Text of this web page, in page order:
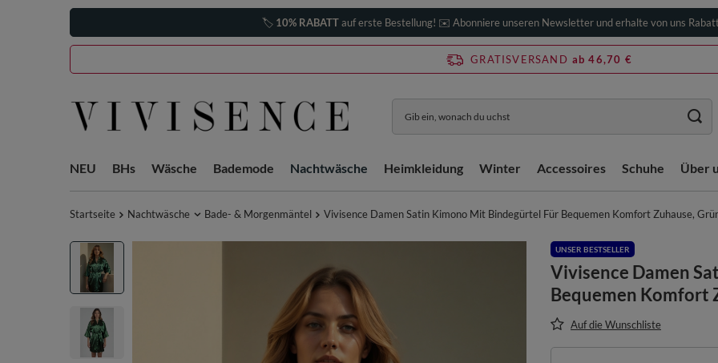
🏷️ 10% RABATTauf erste Bestellung! ✉️ Abonniere unseren Newsletter und erhalte von uns
GRATISVERSAND ab 46,70 €
NEU BHs Wäsche Bademode Nachtwäsche Heimkleidung Winter Accessoires Schuhe Über
Startseite Nachtwäsche Bade- & Morgenmäntel Vivisence Damen Satin Kimono Mit Bindegürtel Für Bequemen Komfort Zuhause,
UNSER BESTSELLER
Vivisence Damen
Bequemen Komfort
Auf die Wunschliste